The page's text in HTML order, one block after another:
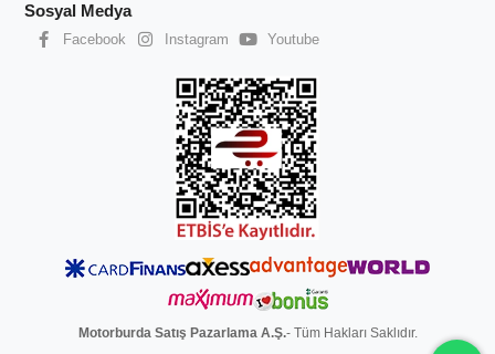
Sosyal Medya
Facebook Instagram Youtube
Motorburda Satış Pazarlama A.Ş.- Tüm Hakları Saklıdır.